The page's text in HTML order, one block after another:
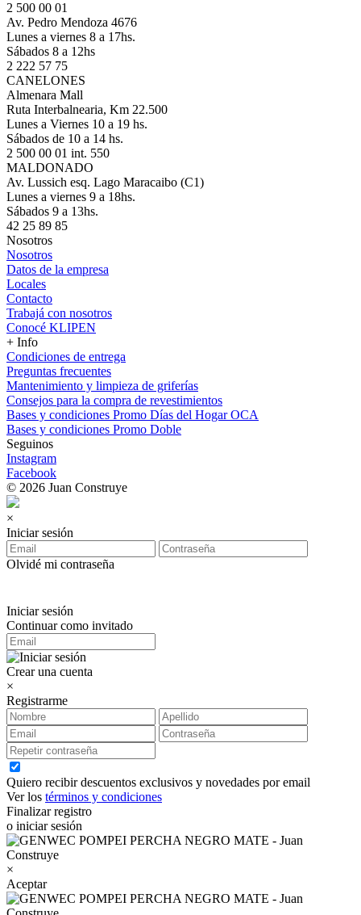
2 500 00 01
Av. Pedro Mendoza 4676
Lunes a viernes 8 a 17hs.
Sábados 8 a 12hs
2 222 57 75
CANELONES
Almenara Mall
Ruta Interbalnearia, Km 22.500
Lunes a Viernes 10 a 19 hs.
Sábados de 10 a 14 hs.
2 500 00 01 int. 550
MALDONADO
Av. Lussich esq. Lago Maracaibo (C1)
Lunes a viernes 9 a 18hs.
Sábados 9 a 13hs.
42 25 89 85
Nosotros
Nosotros
Datos de la empresa
Locales
Contacto
Trabajá con nosotros
Conocé KLIPEN
+ Info
Condiciones de entrega
Preguntas frecuentes
Mantenimiento y limpieza de griferías
Consejos para la compra de revestimientos
Bases y condiciones Promo Días del Hogar OCA
Bases y condiciones Promo Doble
Seguinos
Instagram
Facebook
© 2026 Juan Construye
×
Iniciar sesión
Olvidé mi contraseña
Iniciar sesión
Continuar como invitado
Crear una cuenta
×
Registrarme
Quiero recibir descuentos exclusivos y novedades por email
Ver los términos y condiciones
Finalizar registro
o iniciar sesión
×
Aceptar